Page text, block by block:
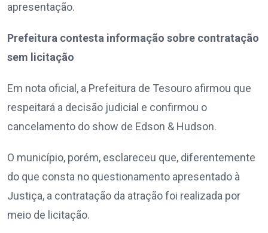
apresentação.
Prefeitura contesta informação sobre contratação
sem licitação
Em nota oficial, a Prefeitura de Tesouro afirmou que
respeitará a decisão judicial e confirmou o
cancelamento do show de Edson & Hudson.
O município, porém, esclareceu que, diferentemente
do que consta no questionamento apresentado à
Justiça, a contratação da atração foi realizada por
meio de licitação.